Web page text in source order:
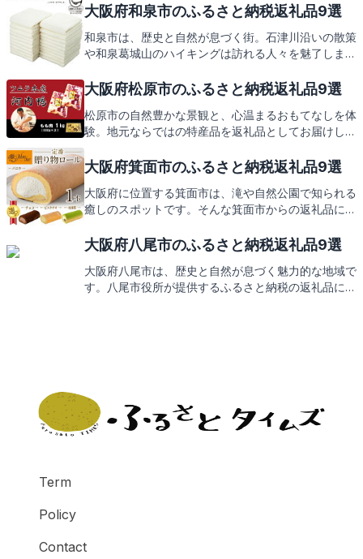
みいただけます。次は、そんな河内長野市からの心温
大阪府和泉市のふるさと納税返礼品9選
和泉市は、歴史と自然が息づく街。石津川沿いの散策
や和泉葛城山のハイキングは訪れる人々を魅了しま
そばも絶品です。これらの魅力をふるさと納税の返礼
品々をご紹介いたします。
大阪府松原市のふるさと納税返礼品9選
松原市の自然豊かな景観と、心温まるおもてなしを体
験。地元ならではの特産品を返礼品としてお届けしま
ぞお楽しみに。
大阪府箕面市のふるさと納税返礼品9選
大阪府に位置する箕面市は、滝や自然公園で知られる
癒しのスポットです。そんな箕面市からの返礼品に
は、箕面市が誇る返礼品の数々をお楽しみに。
大阪府八尾市のふるさと納税返礼品9選
大阪府八尾市は、歴史と自然が息づく魅力的な地域で
す。八尾市役所が提供するふるさと納税の返礼品に
Term
Policy
Contact